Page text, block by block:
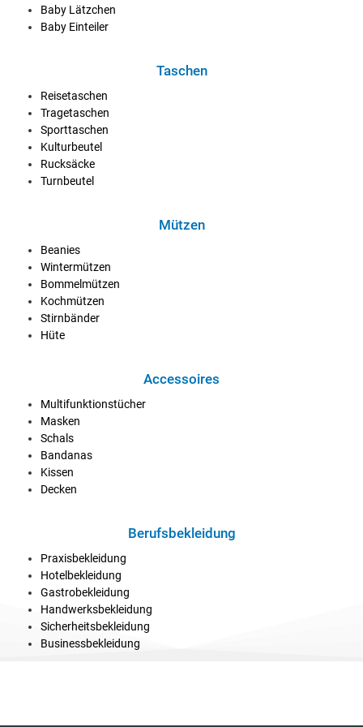
Baby Lätzchen
Baby Einteiler
Taschen
Reisetaschen
Tragetaschen
Sporttaschen
Kulturbeutel
Rucksäcke
Turnbeutel
Mützen
Beanies
Wintermützen
Bommelmützen
Kochmützen
Stirnbänder
Hüte
Accessoires
Multifunktionstücher
Masken
Schals
Bandanas
Kissen
Decken
Berufsbekleidung
Praxisbekleidung
Hotelbekleidung
Gastrobekleidung
Handwerksbekleidung
Sicherheitsbekleidung
Businessbekleidung